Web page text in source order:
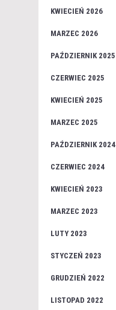
KWIECIEŃ 2026
MARZEC 2026
PAŹDZIERNIK 2025
CZERWIEC 2025
KWIECIEŃ 2025
MARZEC 2025
PAŹDZIERNIK 2024
CZERWIEC 2024
KWIECIEŃ 2023
MARZEC 2023
LUTY 2023
STYCZEŃ 2023
GRUDZIEŃ 2022
LISTOPAD 2022